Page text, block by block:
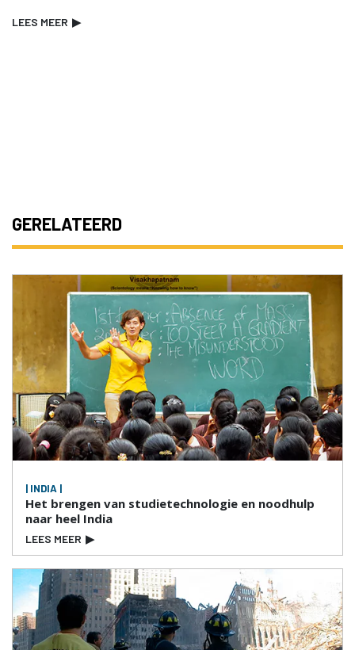
LEES MEER ▶
GERELATEERD
| INDIA |
Het brengen van studietechnologie en noodhulp
naar heel India
LEES MEER ▶